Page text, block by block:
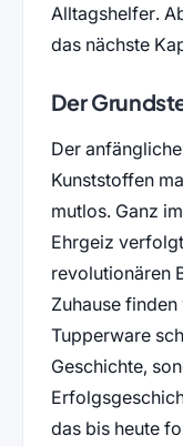
Alltagshelfer.
das nächste
Der
Der
Kunststoffen
mutlos. Ganz
Ehrgeiz
revolutionären
Zuhause
Tupperware
Geschichte,
das bis heute